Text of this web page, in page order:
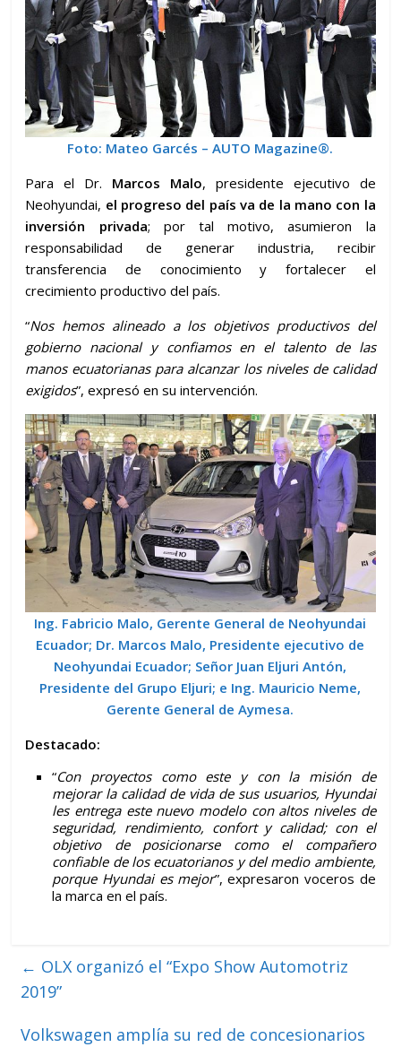
Foto: Mateo Garcés – AUTO Magazine®.
Para el Dr. Marcos Malo, presidente ejecutivo de
Neohyundai, el progreso del país va de la mano con la
inversión privada; por tal motivo, asumieron la
responsabilidad de generar industria, recibir
transferencia de conocimiento y fortalecer el
crecimiento productivo del país.
“Nos hemos alineado a los objetivos productivos del
gobierno nacional y confiamos en el talento de las
manos ecuatorianas para alcanzar los niveles de calidad
exigidos”, expresó en su intervención.
Ing. Fabricio Malo, Gerente General de Neohyundai
Ecuador; Dr. Marcos Malo, Presidente ejecutivo de
Neohyundai Ecuador; Señor Juan Eljuri Antón,
Presidente del Grupo Eljuri; e Ing. Mauricio Neme,
Gerente General de Aymesa.
Destacado:
“Con proyectos como este y con la misión de
mejorar la calidad de vida de sus usuarios, Hyundai
les entrega este nuevo modelo con altos niveles de
seguridad, rendimiento, confort y calidad; con el
objetivo de posicionarse como el compañero
confiable de los ecuatorianos y del medio ambiente,
porque Hyundai es mejor”, expresaron voceros de
la marca en el país.
← OLX organizó el “Expo Show Automotriz
2019”
Volkswagen amplía su red de concesionarios